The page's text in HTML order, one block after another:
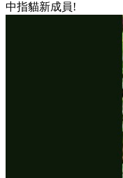
中指貓新成員!